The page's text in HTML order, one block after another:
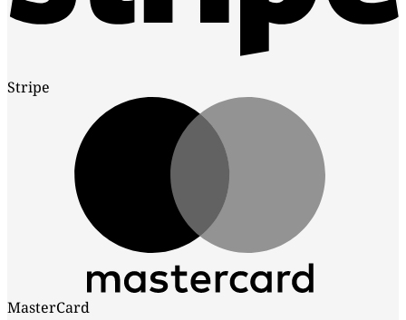
Stripe
MasterCard